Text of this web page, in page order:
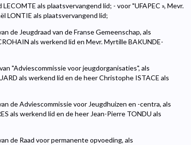
als plaatsvervangend lid; - voor "UFAPEC », Mevr.
LONTIE als plaatsvervangend lid;
de Jeugdraad van de Franse Gemeenschap, als
als werkend lid en Mevr. Myrtille BAKUNDE-
"Adviescommissie voor jeugdorganisaties", als
als werkend lid en de heer Christophe ISTACE als
de Adviescommissie voor Jeugdhuizen en -centra, als
als werkend lid en de heer Jean-Pierre TONDU als
de Raad voor permanente opvoeding, als